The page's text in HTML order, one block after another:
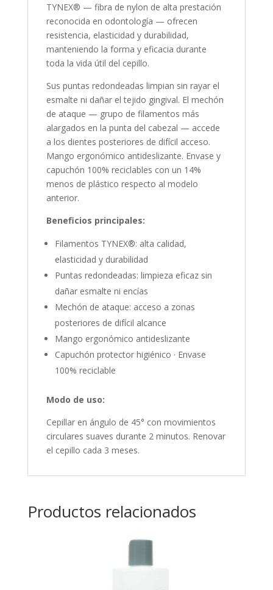
TYNEX® — fibra de nylon de alta prestación
reconocida en odontología — ofrecen
resistencia, elasticidad y durabilidad,
manteniendo la forma y eficacia durante
toda la vida útil del cepillo.
Sus puntas redondeadas limpian sin rayar el
esmalte ni dañar el tejido gingival. El mechón
de ataque — grupo de filamentos más
alargados en la punta del cabezal — accede
a los dientes posteriores de difícil acceso.
Mango ergonómico antideslizante. Envase y
capuchón 100% reciclables con un 14%
menos de plástico respecto al modelo
anterior.
Beneficios principales:
Filamentos TYNEX®: alta calidad,
elasticidad y durabilidad
Puntas redondeadas: limpieza eficaz sin
dañar esmalte ni encías
Mechón de ataque: acceso a zonas
posteriores de difícil alcance
Mango ergonómico antideslizante
Capuchón protector higiénico · Envase
100% reciclable
Modo de uso:
Cepillar en ángulo de 45° con movimientos
circulares suaves durante 2 minutos. Renovar
el cepillo cada 3 meses.
Productos relacionados